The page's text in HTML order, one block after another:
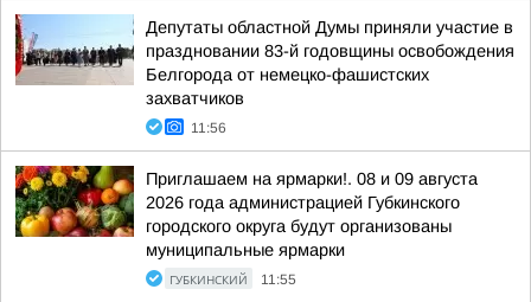
Депутаты областной Думы приняли участие в
праздновании 83-й годовщины освобождения
Белгорода от немецко-фашистских
захватчиков
11:56
Приглашаем на ярмарки!. 08 и 09 августа
2026 года администрацией Губкинского
городского округа будут организованы
муниципальные ярмарки
ГУБКИНСКИЙ 11:55